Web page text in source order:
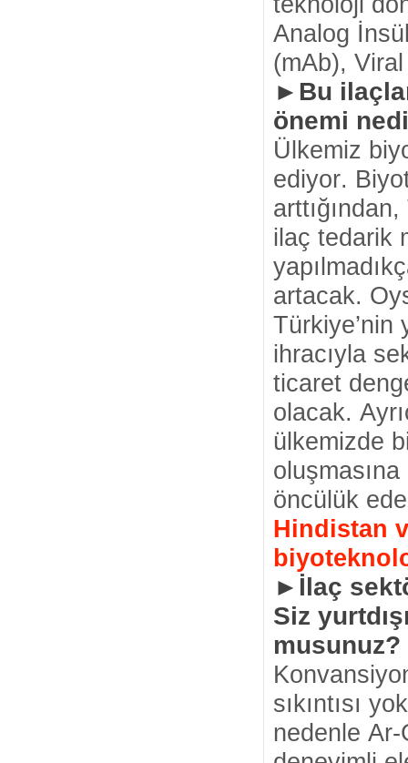
Analog
(mAb),
►Bu
önemi
Ülkemiz
ediyor.
ilaç tedarik
artacak.
ihracıyla
ticaret
olacak.
ülkemizde
öncülük
Hindistan
►İlaç
Siz
musunuz?
sıkıntısı
nedenle Ar-